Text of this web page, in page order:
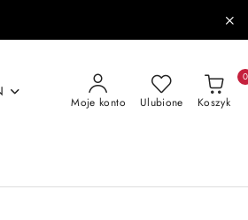
Moje konto Ulubione Koszyk
0